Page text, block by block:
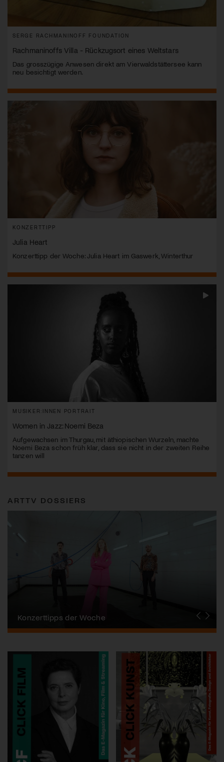
SERGE RACHMANINOFF FOUNDATION
Rachmaninoffs Villa - Rückzugsort eines Weltstars
Das grosszügige Anwesen direkt am Vierwaldstättersee kann
neu besichtigt werden.
KONZERTTIPP
Julia Heart
Konzerttipp der Woche: Julia Heart im Gaswerk, Winterthur
MUSIKER:INNEN PORTRAIT
Women in Jazz: Noemi Beza
Aufgewachsen im Thurgau, mit äthiopischen Wurzeln, machte
Noemi Beza schon früh klar, dass sie nicht in der zweiten Reihe
tanzen will
ARTTV DOSSIERS
Alpentöne
Konzerttipps der Woche
Stanser Musiktage
FONDATION SUISA
Festival da Jazz
J.S. Bach-Stiftung